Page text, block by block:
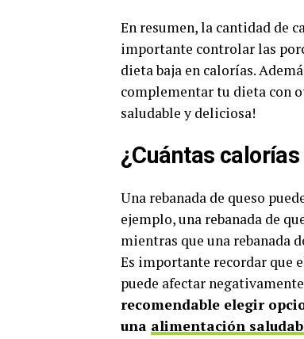
En resumen, la cantidad de
importante controlar las
dieta baja en calorías.
complementar tu dieta con
saludable y deliciosa!
¿Cuántas
Una rebanada de queso
ejemplo, una rebanada de
mientras que una rebanada
Es importante recordar que
puede afectar
recomendable elegir
una alimentación